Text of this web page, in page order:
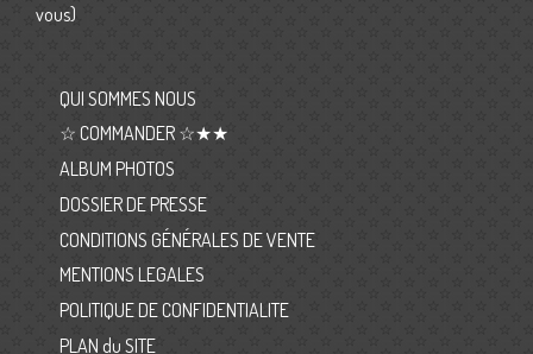
vous)
QUI SOMMES NOUS
☆ COMMANDER ☆★★
ALBUM PHOTOS
DOSSIER DE PRESSE
CONDITIONS GÉNÉRALES DE VENTE
MENTIONS LEGALES
POLITIQUE DE CONFIDENTIALITE
PLAN du SITE